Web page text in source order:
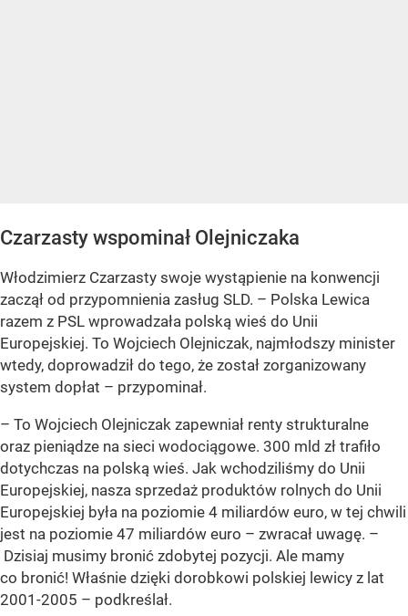
Czarzasty wspominał Olejniczaka
Włodzimierz Czarzasty swoje wystąpienie na konwencji
zaczął od przypomnienia zasług SLD. – Polska Lewica
razem z PSL wprowadzała polską wieś do Unii
Europejskiej. To Wojciech Olejniczak, najmłodszy minister
wtedy, doprowadził do tego, że został zorganizowany
system dopłat – przypominał.
– To Wojciech Olejniczak zapewniał renty strukturalne
oraz pieniądze na sieci wodociągowe. 300 mld zł trafiło
dotychczas na polską wieś. Jak wchodziliśmy do Unii
Europejskiej, nasza sprzedaż produktów rolnych do Unii
Europejskiej była na poziomie 4 miliardów euro, w tej chwili
jest na poziomie 47 miliardów euro – zwracał uwagę. –
Dzisiaj musimy bronić zdobytej pozycji. Ale mamy
co bronić! Właśnie dzięki dorobkowi polskiej lewicy z lat
2001-2005 – podkreślał.